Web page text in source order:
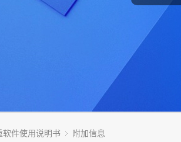
软件使用说明书 附加信息